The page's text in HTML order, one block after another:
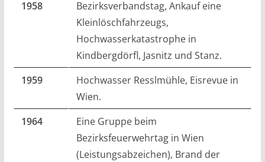
1958
Bezirksverbandstag, Ankauf eine
Kleinlöschfahrzeugs,
Hochwasserkatastrophe in
Kindbergdörfl, Jasnitz und Stanz.
1959
Hochwasser Resslmühle, Eisrevue in
Wien.
1964
Eine Gruppe beim
Bezirksfeuerwehrtag in Wien
(Leistungsabzeichen), Brand der